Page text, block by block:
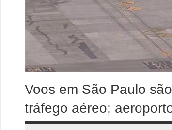
Voos em São Paulo
tráfego aéreo;